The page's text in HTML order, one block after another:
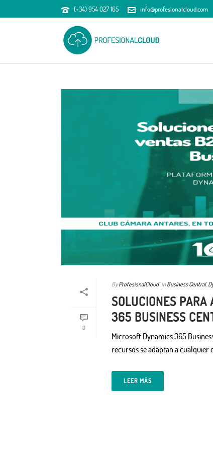
(+34) 954 027 165 info@profesionalcloud.com
0
By ProfesionalCloud In Business Central,
SOLUCIONES
365 BUSINESS
Microsoft Dynamics 365
recursos se adaptan a cualquier
LEER MÁS